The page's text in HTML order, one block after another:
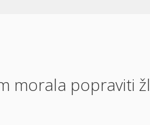
morala popraviti